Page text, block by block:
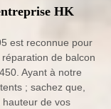
HK
est reconnue pour
de balcon
Ayant à notre
; sachez que,
de vos